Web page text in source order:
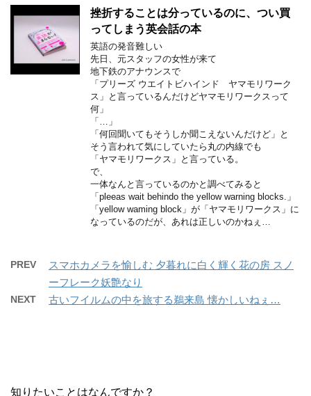
挫折することは分っているのに、つい買
ってしまう英会話の本
英語の発音難しい
先日、元スタッフの女性が来て
地下鉄のアナウンスで
「プリーズ ウエイトビハインド ヤマモリワーク
ス」と言っているんだけどヤマモリワークスって
何」
「…」
「何回聞いてもそうしか聞こえないんだけど」と
そう言われて気にしていたら丸の内線でも
「ヤマモリワークス」と言っている。
で、
一体なんと言っているのかと調べてみると
「pleeas wait behindo the yellow warning blocks.」
「yellow waming block」が「ヤマモリワークス」に
なっているのだが、あれは正しいのかねぇ…
PREV
スマホカメラを愉しむ 夕暮れに白く輝く花の房 スノ
ーフレーク妖艶なり
NEXT 古いフイルムの中を旅する鵜来島 懐かしいねぇ…
知りたいことはなんですか？